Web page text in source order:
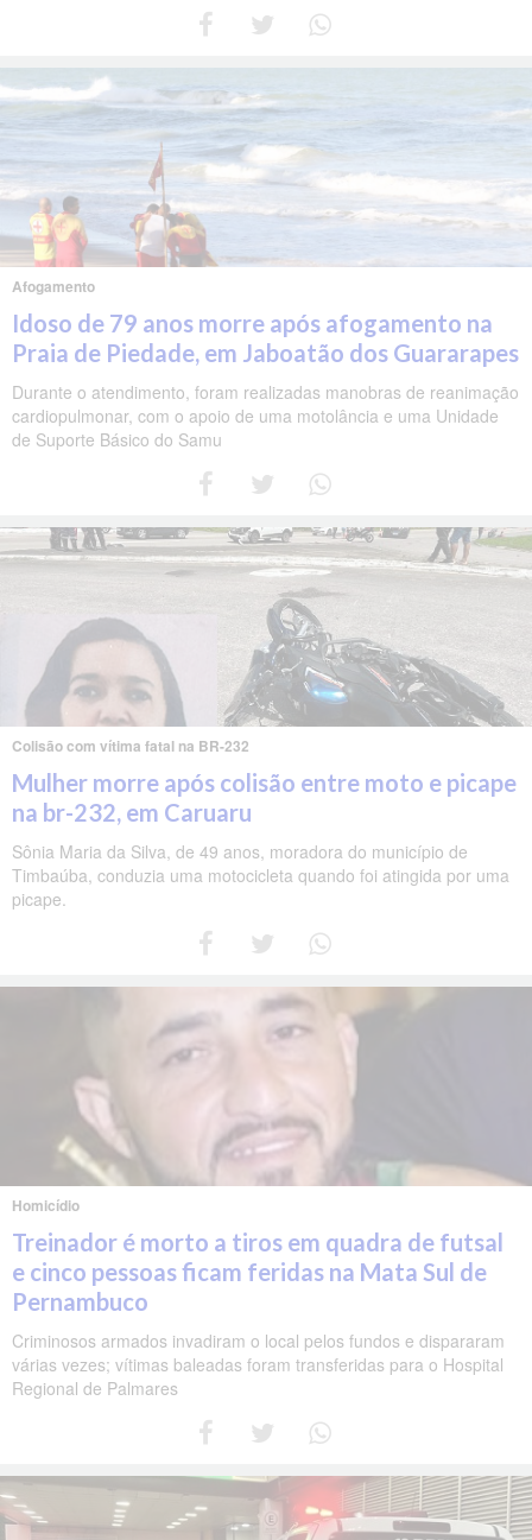
Afogamento
Idoso de 79 anos morre após afogamento na
Praia de Piedade, em Jaboatão dos Guararapes
Durante o atendimento, foram realizadas manobras de reanimação
cardiopulmonar, com o apoio de uma motolância e uma Unidade
de Suporte Básico do Samu
Colisão com vítima fatal na BR-232
Mulher morre após colisão entre moto e picape
na br-232, em Caruaru
Sônia Maria da Silva, de 49 anos, moradora do município de
Timbaúba, conduzia uma motocicleta quando foi atingida por uma
picape.
Homicídio
Treinador é morto a tiros em quadra de futsal
e cinco pessoas ficam feridas na Mata Sul de
Pernambuco
Criminosos armados invadiram o local pelos fundos e dispararam
várias vezes; vítimas baleadas foram transferidas para o Hospital
Regional de Palmares